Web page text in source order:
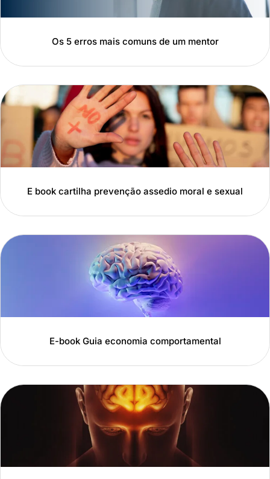
Os 5 erros mais comuns de um mentor
E book cartilha prevenção assedio moral e sexual
E-book Guia economia comportamental